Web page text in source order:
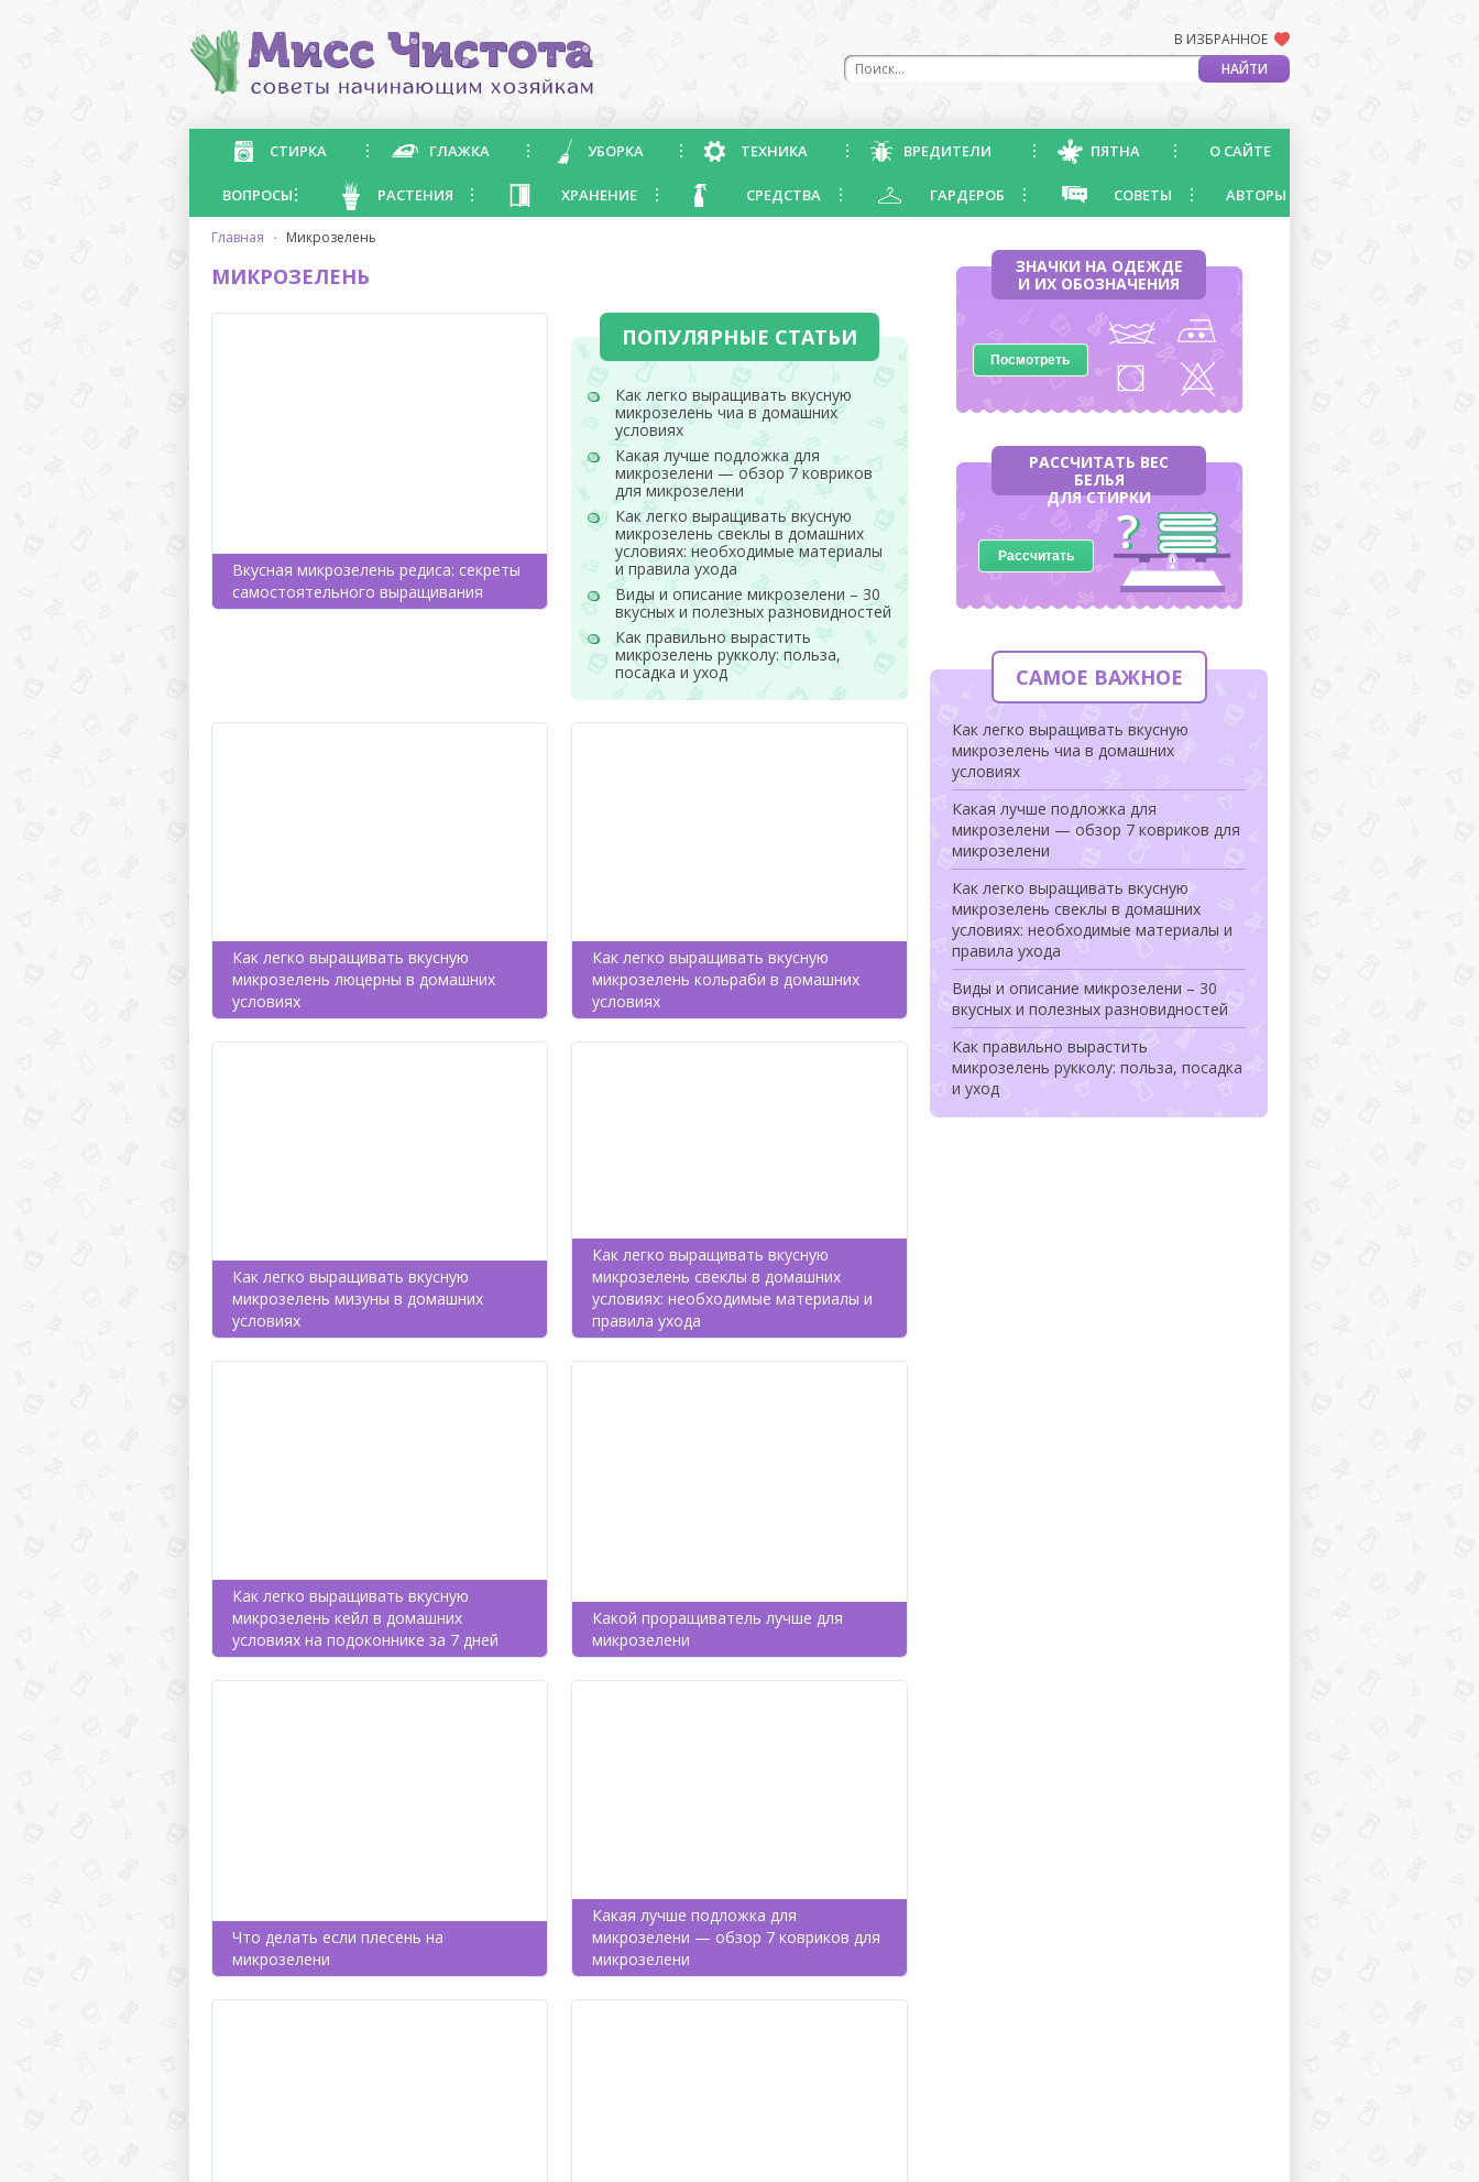
В ИЗБРАННОЕ
СТИРКА ГЛАЖКА УБОРКА ТЕХНИКА ВРЕДИТЕЛИ ПЯТНА О САЙТЕ
ВОПРОСЫ РАСТЕНИЯ ХРАНЕНИЕ СРЕДСТВА ГАРДЕРОБ СОВЕТЫ АВТОРЫ
главная · микрозелень
МИКРОЗЕЛЕНЬ
ПОПУЛЯРНЫЕ СТАТЬИ
Как легко выращивать вкусную
микрозелень чиа в домашних
условиях
Какая лучше подложка для
микрозелени — обзор 7 ковриков
для микрозелени
Как легко выращивать вкусную
микрозелень свеклы в домашних
условиях: необходимые материалы
и правила ухода
Виды и описание микрозелени – 30
вкусных и полезных разновидностей
Как правильно вырастить
микрозелень рукколу: польза,
посадка и уход
Вкусная микрозелень редиса: секреты
самостоятельного выращивания
Как легко выращивать вкусную
микрозелень люцерны в домашних
условиях
Как легко выращивать вкусную
микрозелень кольраби в домашних
условиях
Как легко выращивать вкусную
микрозелень мизуны в домашних
условиях
Как легко выращивать вкусную
микрозелень свеклы в домашних
условиях: необходимые материалы и
правила ухода
Как легко выращивать вкусную
микрозелень кейл в домашних
условиях на подоконнике за 7 дней
Какой проращиватель лучше для
микрозелени
Что делать если плесень на
микрозелени
Какая лучше подложка для
микрозелени — обзор 7 ковриков для
микрозелени
ЗНАЧКИ НА ОДЕЖДЕ
И ИХ ОБОЗНАЧЕНИЯ
Посмотреть
РАССЧИТАТЬ ВЕС
БЕЛЬЯ
ДЛЯ СТИРКИ
Рассчитать
САМОЕ ВАЖНОЕ
Как легко выращивать вкусную
микрозелень чиа в домашних
условиях
Какая лучше подложка для
микрозелени — обзор 7 ковриков для
микрозелени
Как легко выращивать вкусную
микрозелень свеклы в домашних
условиях: необходимые материалы и
правила ухода
Виды и описание микрозелени – 30
вкусных и полезных разновидностей
Как правильно вырастить
микрозелень рукколу: польза, посадка
и уход